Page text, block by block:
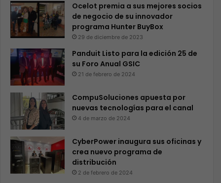
Ocelot premia a sus mejores socios
de negocio de su innovador
programa Hunter BuyBox
29 de diciembre de 2023
Panduit Listo para la edición 25 de
su Foro Anual GSIC
21 de febrero de 2024
CompuSoluciones apuesta por
nuevas tecnologías para el canal
4 de marzo de 2024
CyberPower inaugura sus oficinas y
crea nuevo programa de
distribución
2 de febrero de 2024